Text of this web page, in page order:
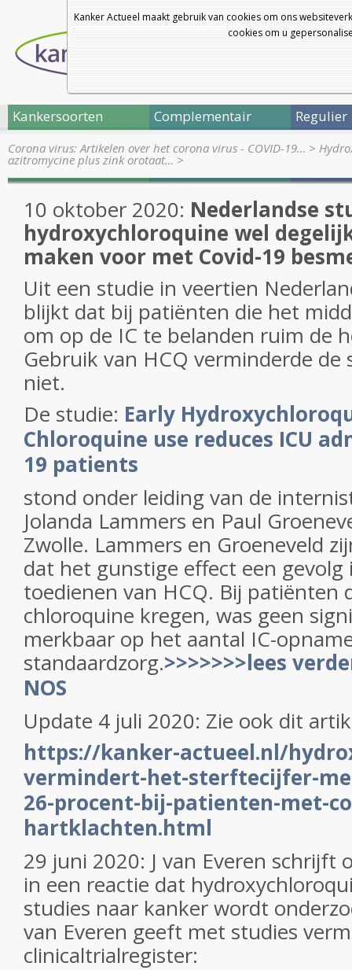
Kanker Actueel maakt gebruik van cookies om ons
cookies om u
Kankersoorten Complementair Regulier
Corona virus: Artikelen over het corona virus - COVID-19… >
azitromycine plus zink orotaat… >
10 oktober 2020: Nederlandse
hydroxychloroquine wel
maken voor met Covid-19
Uit een studie in veertien
blijkt dat bij patiënten die het
om op de IC te belanden ruim de
Gebruik van HCQ verminderde
niet.
De studie: Early
Chloroquine use reduces ICU
19 patients
stond onder leiding van de
Jolanda Lammers en Paul
Zwolle. Lammers en Groeneveld
dat het gunstige effect een gevolg
toedienen van HCQ. Bij patiënten
chloroquine kregen, was geen
merkbaar op het aantal IC-
standaardzorg.>>>>>>>lees
NOS
Update 4 juli 2020: Zie ook dit
https://kanker-actueel.nl/
vermindert-het-sterftecijfer-
26-procent-bij-patienten-met-
hartklachten.html
29 juni 2020: J van Everen schrijft
in een reactie dat
studies naar kanker wordt
van Everen geeft met studies
clinicaltrialregister: